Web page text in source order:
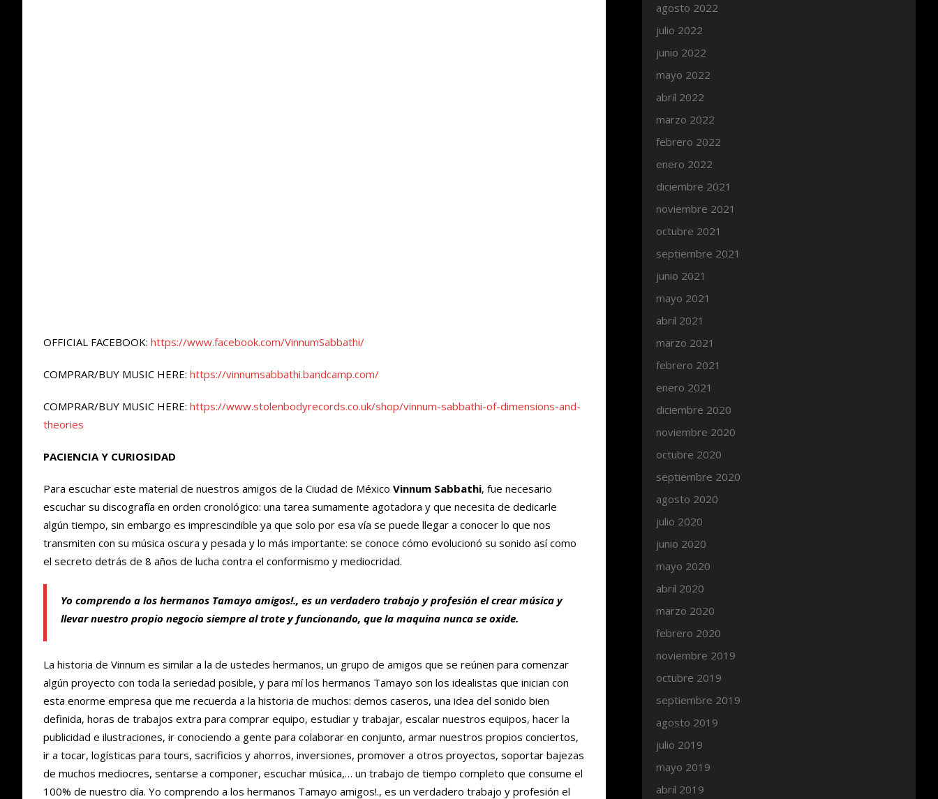
OFFICIAL FACEBOOK: https://www.facebook.com/VinnumSabbathi/
COMPRAR/BUY MUSIC HERE: https://vinnumsabbathi.bandcamp.com/
COMPRAR/BUY MUSIC HERE: https://www.stolenbodyrecords.co.uk/shop/vinnum-sabbathi-of-dimensions-and-
theories
PACIENCIA Y CURIOSIDAD
Para escuchar este material de nuestros amigos de la Ciudad de México Vinnum Sabbathi, fue necesario
escuchar su discografía en orden cronológico: una tarea sumamente agotadora y que necesita de dedicarle
algún tiempo, sin embargo es imprescindible ya que solo por esa vía se puede llegar a conocer lo que nos
transmiten con su música oscura y pesada y lo más importante: se conoce cómo evolucionó su sonido así como
el secreto detrás de 8 años de lucha contra el conformismo y mediocridad.
Yo comprendo a los hermanos Tamayo amigos!., es un verdadero trabajo y profesión el crear música y
llevar nuestro propio negocio siempre al trote y funcionando, que la maquina nunca se oxide.
La historia de Vinnum es similar a la de ustedes hermanos, un grupo de amigos que se reúnen para comenzar
algún proyecto con toda la seriedad posible, y para mí los hermanos Tamayo son los idealistas que inician con
esta enorme empresa que me recuerda a la historia de muchos: demos caseros, una idea del sonido bien
definida, horas de trabajos extra para comprar equipo, estudiar y trabajar, escalar nuestros equipos, hacer la
publicidad e ilustraciones, ir conociendo a gente para colaborar en conjunto, armar nuestros propios conciertos,
ir a tocar, logísticas para tours, sacrificios y ahorros, inversiones, promover a otros proyectos, soportar bajezas
de muchos mediocres, sentarse a componer, escuchar música,… un trabajo de tiempo completo que consume el
100% de nuestro día. Yo comprendo a los hermanos Tamayo amigos!., es un verdadero trabajo y profesión el
agosto 2022
julio 2022
junio 2022
mayo 2022
abril 2022
marzo 2022
febrero 2022
enero 2022
diciembre 2021
noviembre 2021
octubre 2021
septiembre 2021
junio 2021
mayo 2021
abril 2021
marzo 2021
febrero 2021
enero 2021
diciembre 2020
noviembre 2020
octubre 2020
septiembre 2020
agosto 2020
julio 2020
junio 2020
mayo 2020
abril 2020
marzo 2020
febrero 2020
noviembre 2019
octubre 2019
septiembre 2019
agosto 2019
julio 2019
mayo 2019
abril 2019